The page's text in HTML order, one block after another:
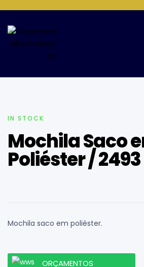
Home Page
IN STOCK
Mochila Saco
Poliéster / 2493
Mochila saco em poliéster.
ORÇAMENTOS